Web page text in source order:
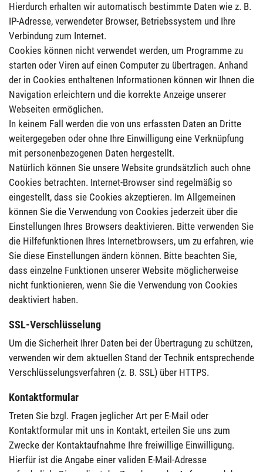
Hierdurch erhalten wir automatisch bestimmte Daten wie z. B.
IP-Adresse, verwendeter Browser, Betriebssystem und Ihre
Verbindung zum Internet.
Cookies können nicht verwendet werden, um Programme zu
starten oder Viren auf einen Computer zu übertragen. Anhand
der in Cookies enthaltenen Informationen können wir Ihnen die
Navigation erleichtern und die korrekte Anzeige unserer
Webseiten ermöglichen.
In keinem Fall werden die von uns erfassten Daten an Dritte
weitergegeben oder ohne Ihre Einwilligung eine Verknüpfung
mit personenbezogenen Daten hergestellt.
Natürlich können Sie unsere Website grundsätzlich auch ohne
Cookies betrachten. Internet-Browser sind regelmäßig so
eingestellt, dass sie Cookies akzeptieren. Im Allgemeinen
können Sie die Verwendung von Cookies jederzeit über die
Einstellungen Ihres Browsers deaktivieren. Bitte verwenden Sie
die Hilfefunktionen Ihres Internetbrowsers, um zu erfahren, wie
Sie diese Einstellungen ändern können. Bitte beachten Sie,
dass einzelne Funktionen unserer Website möglicherweise
nicht funktionieren, wenn Sie die Verwendung von Cookies
deaktiviert haben.
SSL-Verschlüsselung
Um die Sicherheit Ihrer Daten bei der Übertragung zu schützen,
verwenden wir dem aktuellen Stand der Technik entsprechende
Verschlüsselungsverfahren (z. B. SSL) über HTTPS.
Kontaktformular
Treten Sie bzgl. Fragen jeglicher Art per E-Mail oder
Kontaktformular mit uns in Kontakt, erteilen Sie uns zum
Zwecke der Kontaktaufnahme Ihre freiwillige Einwilligung.
Hierfür ist die Angabe einer validen E-Mail-Adresse